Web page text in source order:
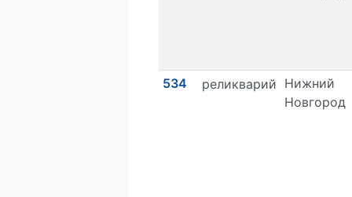
534 реликварий Нижний
Новгород